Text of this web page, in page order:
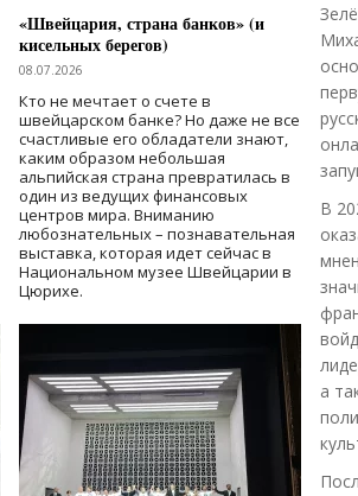
«Швейцария, страна банков» (и
кисельных берегов)
08.07.2026
Кто не мечтает о счете в
швейцарском банке? Но даже не все
счастливые его обладатели знают,
каким образом небольшая
альпийская страна превратилась в
один из ведущих финансовых
центров мира. Вниманию
любознательных – познавательная
выставка, которая идет сейчас в
Национальном музее Швейцарии в
Цюрихе.
В
а